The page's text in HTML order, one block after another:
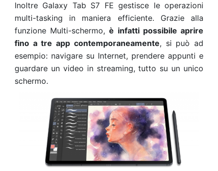
Inoltre Galaxy Tab S7 FE gestisce le operazioni
multi-tasking in maniera efficiente. Grazie alla
funzione Multi-schermo,è infatti possibile aprire
fino a tre app contemporaneamente, si può ad
esempio: navigare su Internet, prendere appunti e
guardare un video in streaming, tutto su un unico
schermo.